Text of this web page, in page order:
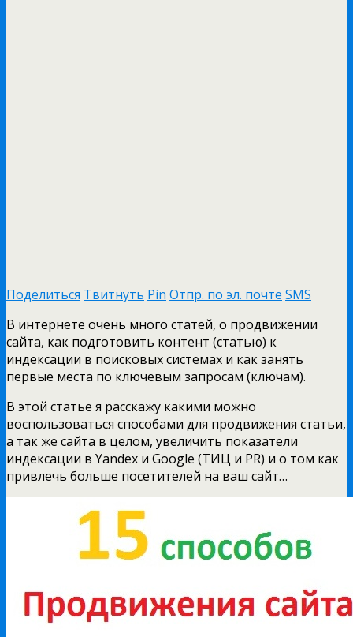
Поделиться Твитнуть Pin Отпр. по эл. почте SMS
В интернете очень много статей, о продвижении
сайта, как подготовить контент (статью) к
индексации в поисковых системах и как занять
первые места по ключевым запросам (ключам).
В этой статье я расскажу какими можно
воспользоваться способами для продвижения статьи,
а так же сайта в целом, увеличить показатели
индексации в Yandex и Google (ТИЦ и PR) и о том как
привлечь больше посетителей на ваш сайт…